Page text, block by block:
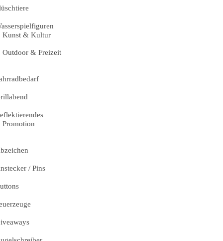
Kunst & Kultur
Outdoor & Freizeit
Promotion
/ Pins